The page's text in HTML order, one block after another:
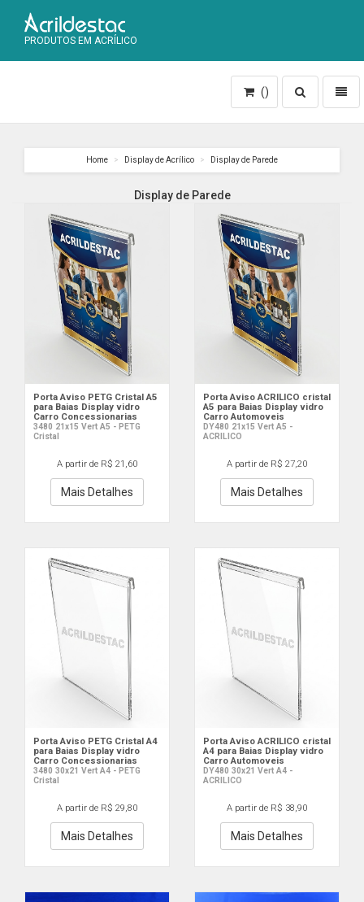
PRODUTOS EM ACRÍLICO
Toggle
search
()
Home Display de Acrílico Display de Parede
Display de Parede
Porta Aviso PETG Cristal A5
para Baias Display vidro
Carro Concessionarias
3480 21x15 Vert A5 - PETG
Cristal
A partir de R$ 21,60
Mais Detalhes
Porta Aviso ACRILICO cristal
A5 para Baias Display vidro
Carro Automoveis
DY480 21x15 Vert A5 -
ACRILICO
A partir de R$ 27,20
Mais Detalhes
Porta Aviso PETG Cristal A4
para Baias Display vidro
Carro Concessionarias
3480 30x21 Vert A4 - PETG
Cristal
A partir de R$ 29,80
Mais Detalhes
Porta Aviso ACRILICO cristal
A4 para Baias Display vidro
Carro Automoveis
DY480 30x21 Vert A4 -
ACRILICO
A partir de R$ 38,90
Mais Detalhes